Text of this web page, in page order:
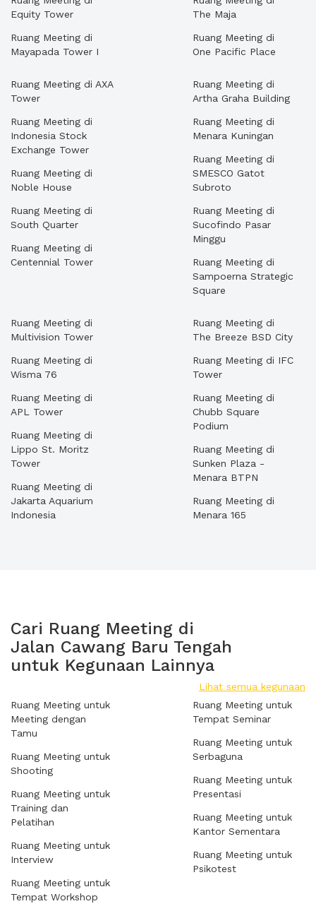
Equity Tower
Ruang Meeting di
Mayapada Tower I
The Maja
Ruang Meeting di
One Pacific Place
Ruang Meeting di AXA
Tower
Ruang Meeting di
Indonesia Stock
Exchange Tower
Ruang Meeting di
Noble House
Ruang Meeting di
South Quarter
Ruang Meeting di
Centennial Tower
Ruang Meeting di
Artha Graha Building
Ruang Meeting di
Menara Kuningan
Ruang Meeting di
SMESCO Gatot
Subroto
Ruang Meeting di
Sucofindo Pasar
Minggu
Ruang Meeting di
Sampoerna Strategic
Square
Ruang Meeting di
Multivision Tower
Ruang Meeting di
Wisma 76
Ruang Meeting di
APL Tower
Ruang Meeting di
Lippo St. Moritz
Tower
Ruang Meeting di
Jakarta Aquarium
Indonesia
Ruang Meeting di
The Breeze BSD City
Ruang Meeting di IFC
Tower
Ruang Meeting di
Chubb Square
Podium
Ruang Meeting di
Sunken Plaza -
Menara BTPN
Ruang Meeting di
Menara 165
Cari Ruang Meeting di
Jalan Cawang Baru Tengah
untuk Kegunaan Lainnya
Lihat semua kegunaan
Ruang Meeting untuk
Meeting dengan
Tamu
Ruang Meeting untuk
Shooting
Ruang Meeting untuk
Training dan
Pelatihan
Ruang Meeting untuk
Interview
Ruang Meeting untuk
Tempat Workshop
Ruang Meeting untuk
Tempat Seminar
Ruang Meeting untuk
Serbaguna
Ruang Meeting untuk
Presentasi
Ruang Meeting untuk
Kantor Sementara
Ruang Meeting untuk
Psikotest